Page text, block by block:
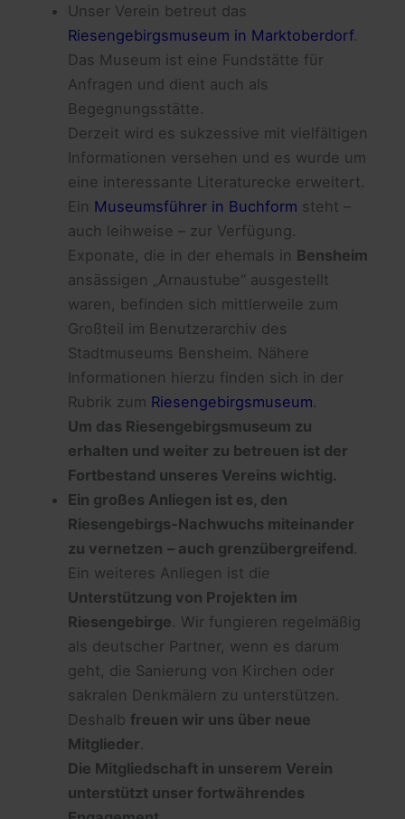
Unser Verein betreut das
Riesengebirgsmuseum in Marktoberdorf.
Das Museum ist eine Fundstätte für
Anfragen und dient auch als
Begegnungsstätte.
Derzeit wird es sukzessive mit vielfältigen
Informationen versehen und es wurde um
eine interessante Literaturecke erweitert.
Ein Museumsführer in Buchform steht –
auch leihweise – zur Verfügung.
Exponate, die in der ehemals in Bensheim
ansässigen „Arnaustube“ ausgestellt
waren, befinden sich mittlerweile zum
Großteil im Benutzerarchiv des
Stadtmuseums Bensheim. Nähere
Informationen hierzu finden sich in der
Rubrik zum Riesengebirgsmuseum.
Um das Riesengebirgsmuseum zu
erhalten und weiter zu betreuen ist der
Fortbestand unseres Vereins wichtig.
Ein großes Anliegen ist es, den
Riesengebirgs-Nachwuchs miteinander
zu vernetzen – auch grenzübergreifend.
Ein weiteres Anliegen ist die
Unterstützung von Projekten im
Riesengebirge. Wir fungieren regelmäßig
als deutscher Partner, wenn es darum
geht, die Sanierung von Kirchen oder
sakralen Denkmälern zu unterstützen.
Deshalb freuen wir uns über neue
Mitglieder.
Die Mitgliedschaft in unserem Verein
unterstützt unser fortwährendes